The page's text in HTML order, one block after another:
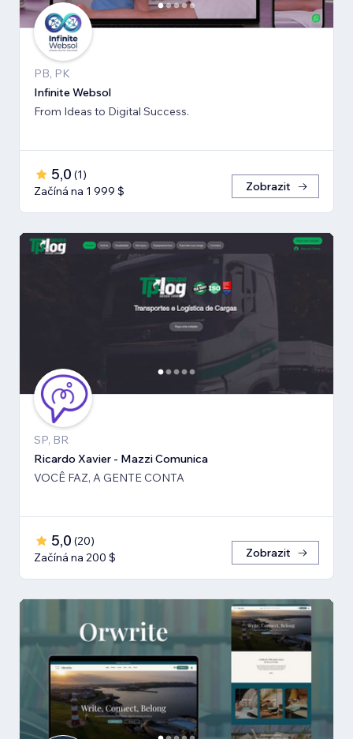
PB, PK
Infinite Websol
From Ideas to Digital Success.
5,0 (1)
Začíná na 1 999 $
Zobrazit
SP, BR
Ricardo Xavier - Mazzi Comunica
VOCÊ FAZ, A GENTE CONTA
5,0 (20)
Začíná na 200 $
Zobrazit